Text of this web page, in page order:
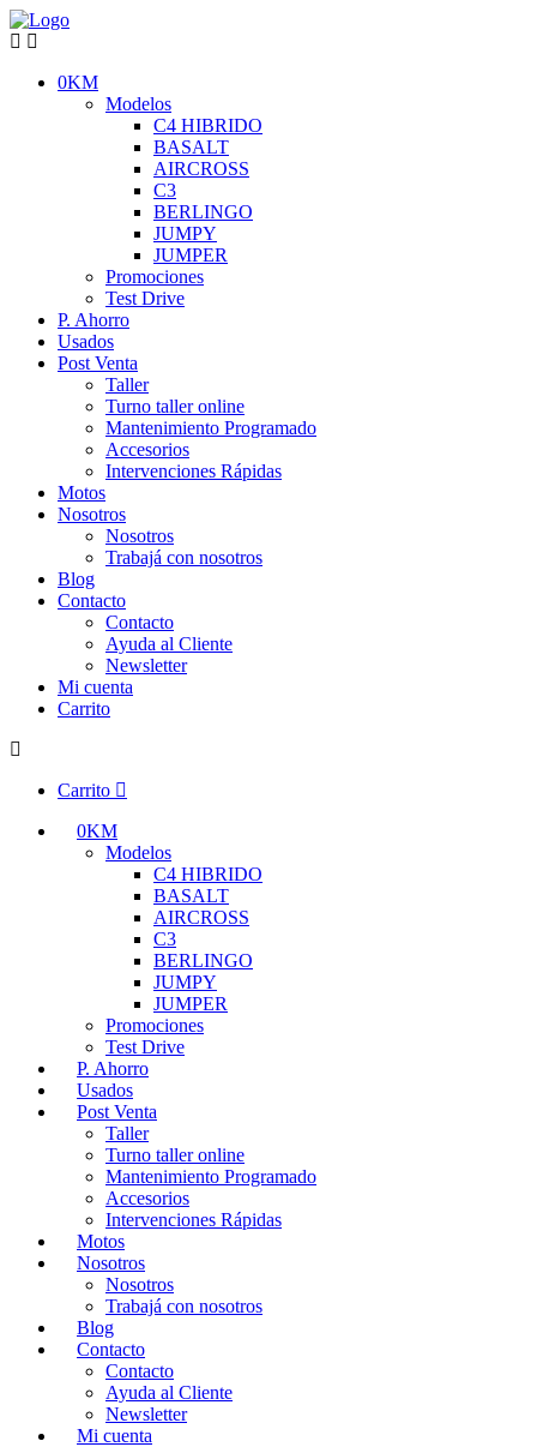
0KM
Modelos
C4 HIBRIDO
BASALT
AIRCROSS
C3
BERLINGO
JUMPY
JUMPER
Promociones
Test Drive
P. Ahorro
Usados
Post Venta
Taller
Turno taller online
Mantenimiento Programado
Accesorios
Intervenciones Rápidas
Motos
Nosotros
Nosotros
Trabajá con nosotros
Blog
Contacto
Contacto
Ayuda al Cliente
Newsletter
Mi cuenta
Carrito
Carrito
0KM
Modelos
C4 HIBRIDO
BASALT
AIRCROSS
C3
BERLINGO
JUMPY
JUMPER
Promociones
Test Drive
P. Ahorro
Usados
Post Venta
Taller
Turno taller online
Mantenimiento Programado
Accesorios
Intervenciones Rápidas
Motos
Nosotros
Nosotros
Trabajá con nosotros
Blog
Contacto
Contacto
Ayuda al Cliente
Newsletter
Mi cuenta